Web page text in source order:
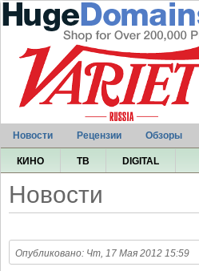
Новости Рецензии Обзоры
КИНО ТВ DIGITAL
Новости
Опубликовано: Чт, 17 Мая 2012 15:59